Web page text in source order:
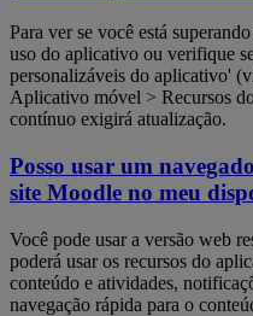
Para ver se você está
uso do aplicativo ou verifique
personalizáveis do aplicativo'
Aplicativo móvel > Recursos
contínuo exigirá atualização.
Posso usar um
site Moodle no meu
Você pode usar a versão web
poderá usar os recursos do
conteúdo e atividades,
navegação rápida para o